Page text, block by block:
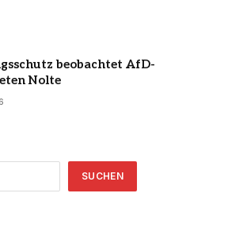
beobachtet AfD-
Nolte
SUCHEN